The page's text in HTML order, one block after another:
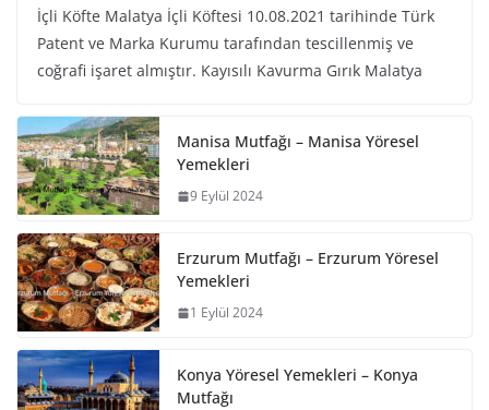
İçli Köfte Malatya İçli Köftesi 10.08.2021 tarihinde Türk
Patent ve Marka Kurumu tarafından tescillenmiş ve
coğrafi işaret almıştır. Kayısılı Kavurma Gırık Malatya
Manisa Mutfağı – Manisa Yöresel
Yemekleri
9 Eylül 2024
Erzurum Mutfağı – Erzurum Yöresel
Yemekleri
1 Eylül 2024
Konya Yöresel Yemekleri – Konya
Mutfağı